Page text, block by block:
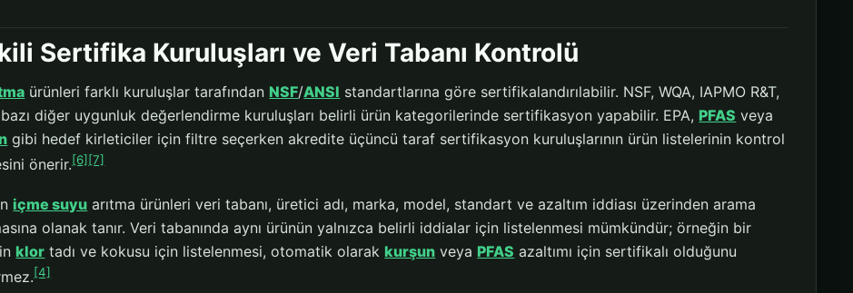
Sertifika Kuruluşları ve Veri Tabanı Kontrolü
ürünleri farklı kuruluşlar tarafından NSF/ANSI standartlarına göre sertifikalandırılabilir. NSF, WQA, IAPMO R&T,
diğer uygunluk değerlendirme kuruluşları belirli ürün kategorilerinde sertifikasyon yapabilir. EPA, PFAS veya
gibi hedef kirleticiler için filtre seçerken akredite üçüncü taraf sertifikasyon kuruluşlarının ürün listelerinin kontrol
önerir.[6] [7]
içme suyu arıtma ürünleri veri tabanı, üretici adı, marka, model, standart ve azaltım iddiası üzerinden arama
olanak tanır. Veri tabanında aynı ürünün yalnızca belirli iddialar için listelenmesi mümkündür; örneğin bir
klor tadı ve kokusu için listelenmesi, otomatik olarak kurşun veya PFAS azaltımı için sertifikalı olduğunu
[4]